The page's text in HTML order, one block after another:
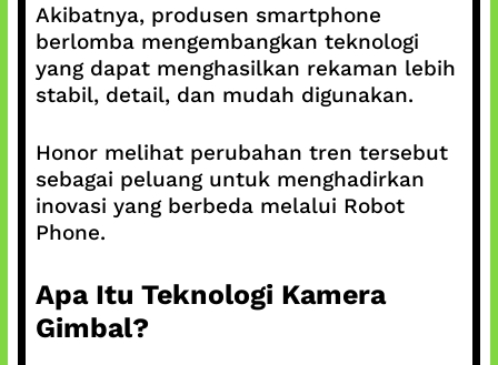
Akibatnya, produsen smartphone
berlomba mengembangkan teknologi
yang dapat menghasilkan rekaman lebih
stabil, detail, dan mudah digunakan.
Honor melihat perubahan tren tersebut
sebagai peluang untuk menghadirkan
inovasi yang berbeda melalui Robot
Phone.
Apa Itu Teknologi Kamera
Gimbal?